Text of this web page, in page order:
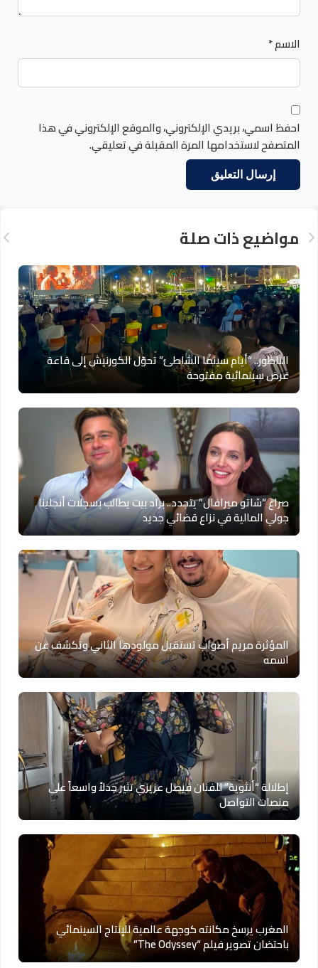
الاسم*
احفظ اسمي، بريدي الإلكتروني، والموقع الإلكتروني في هذا
المتصفح لاستخدامها المرة المقبلة في تعليقي.
مواضيع ذات صلة
الناظور.. “أيام سينما الشاطئ” تحوّل الكورنيش إلى قاعة
عرض سينمائية مفتوحة
صراع “شاتو ميرافال” يتجدد.. براد بيت يطالب بسجلات أنجلينا
جولي المالية في نزاع قضائي جديد
المؤثرة مريم أصواب تستقبل مولودها الثاني وتكشف عن
اسمه
إطلالة “أنثوية” للفنان فيصل عزيزي تثير جدلاً واسعاً على
منصات التواصل
المغرب يرسخ مكانته كوجهة عالمية للإنتاج السينمائي
باحتضان تصوير فيلم “The Odyssey”